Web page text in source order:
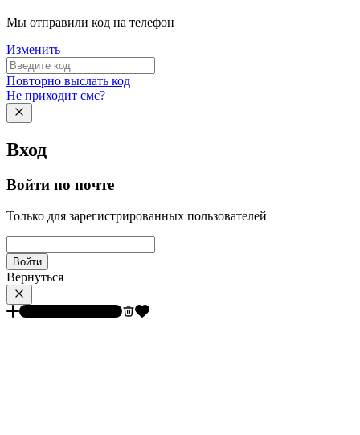
Мы отправили код на телефон
Изменить
Повторно выслать код
Не приходит смс?
Вход
Войти по почте
Только для зарегистрированных пользователей
Войти
Вернуться